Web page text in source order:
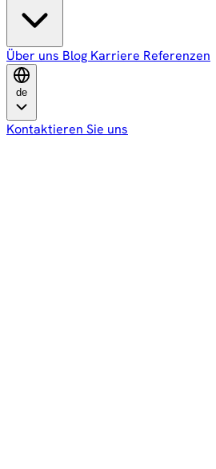
Über uns Blog Karriere Referenzen
de
Kontaktieren Sie uns